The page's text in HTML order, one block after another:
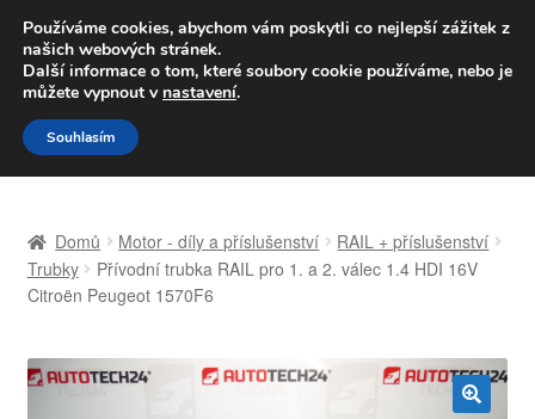
DOPRAVA od 139,-Kč
Volejte po-pá 9-16 704 494 494
Přeskočit
na
navigaci
Přejít
k
obsahu
Celosvětová doprava
Kontakt
Domů Motor - díly a příslušenství
RAIL + příslušenství
Trubky
Přívodní trubka RAIL pro 1. a 2. válec 1.4 HDI 16V
Citroën Peugeot 1570F6
Používáme cookies, abychom vám poskytli co nejlepší zážitek z
našich webových stránek.
Další informace o tom, které soubory cookie používáme, nebo je
můžete vypnout v nastavení.
Souhlasím